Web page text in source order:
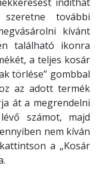
további
kívánt
található ikonra
a teljes kosár
törlése” gombbal
az adott termék
át a megrendelni
számot, majd
nem kíván
a „Kosár